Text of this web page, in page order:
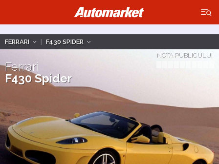
×
FERRARI | F430 SPIDER
Ferrari
F430 Spider
NOTA PUBLICULUI